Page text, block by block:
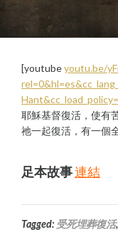
[youtubeyoutu.be/
耶穌基督復活，使有
祂一起復活，有一個
足本故事連結
Tagged: 受死埋葬復活,